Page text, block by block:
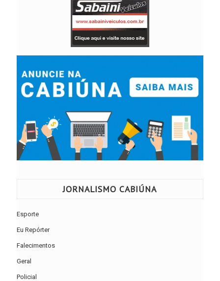
JORNALISMO CABIÚNA
Esporte
Eu Repórter
Falecimentos
Geral
Policial